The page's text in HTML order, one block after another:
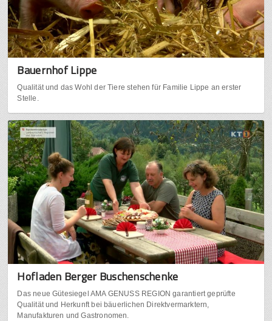
Bauernhof Lippe
Qualität und das Wohl der Tiere stehen für Familie Lippe an erster
Stelle.
Hofladen Berger Buschenschenke
Das neue Gütesiegel AMA GENUSS REGION garantiert geprüfte
Qualität und Herkunft bei bäuerlichen Direktvermarktern,
Manufakturen und Gastronomen.